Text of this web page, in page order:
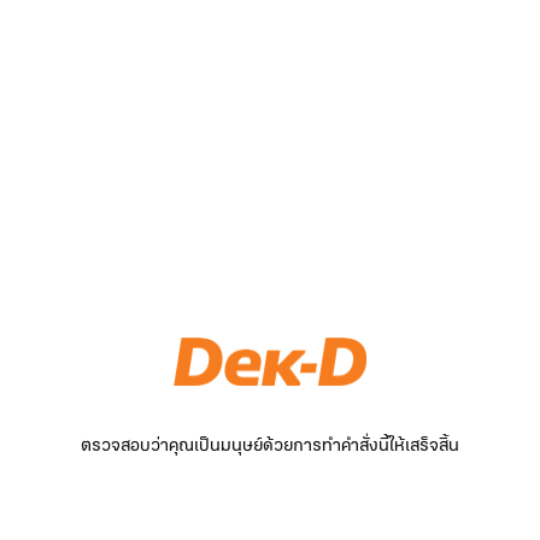
ตรวจสอบว่าคุณเป็นมนุษย์ด้วยการทำคำสั่งนี้ให้เสร็จสิ้น